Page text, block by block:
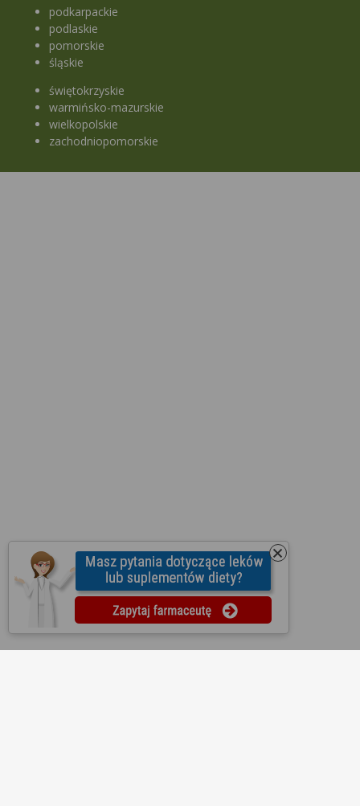
podkarpackie
podlaskie
pomorskie
śląskie
świętokrzyskie
warmińsko-mazurskie
wielkopolskie
zachodniopomorskie